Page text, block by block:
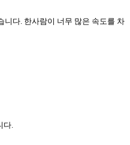
니다. 한사람이 너무 많은 속도를 차
다.